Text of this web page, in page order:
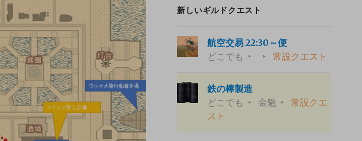
新しいギルドクエスト
航空交易 22:30～便
どこでも
常設クエスト
鉄の棒製造
どこでも
金魅
常設クエ
スト